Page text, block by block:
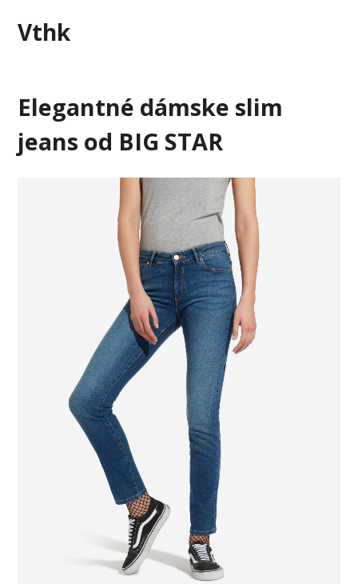
Vthk
Elegantné dámske slim
jeans od BIG STAR